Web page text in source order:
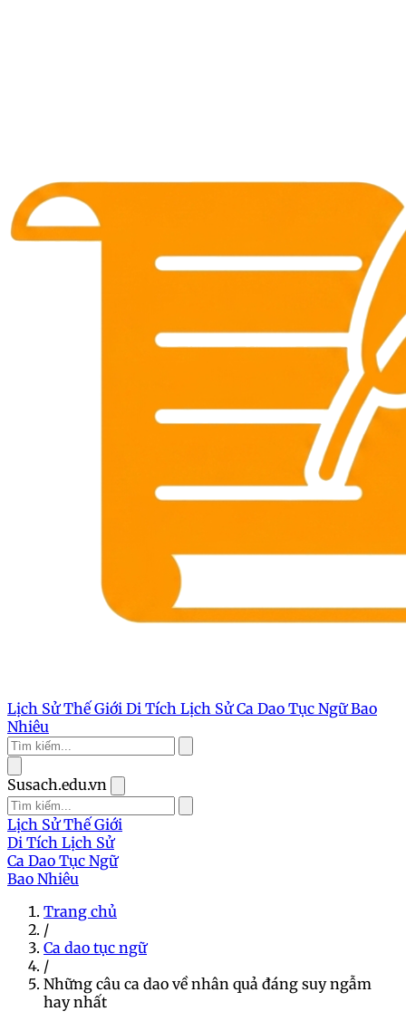
Lịch Sử Thế Giới Di Tích Lịch SửCa Dao Tục NgữBao
Nhiêu
Susach.edu.vn
Lịch Sử Thế Giới
Di Tích Lịch Sử
Ca Dao Tục Ngữ
Bao Nhiêu
Trang chủ
/
Ca dao tục ngữ
/
Những câu ca dao về nhân quả đáng suy ngẫm
hay nhất